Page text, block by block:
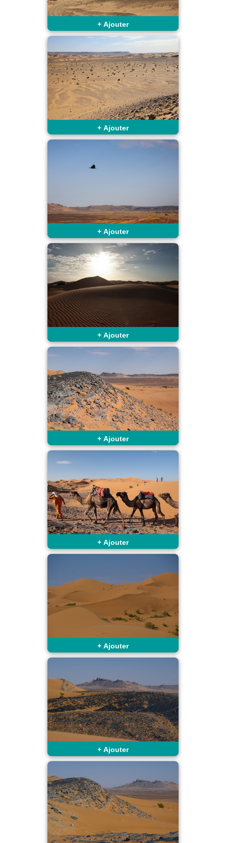
+ Ajouter
+ Ajouter
+ Ajouter
+ Ajouter
+ Ajouter
+ Ajouter
+ Ajouter
+ Ajouter